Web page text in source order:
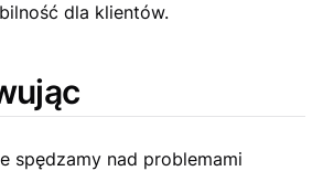
dla klientów.
spędzamy nad problemami